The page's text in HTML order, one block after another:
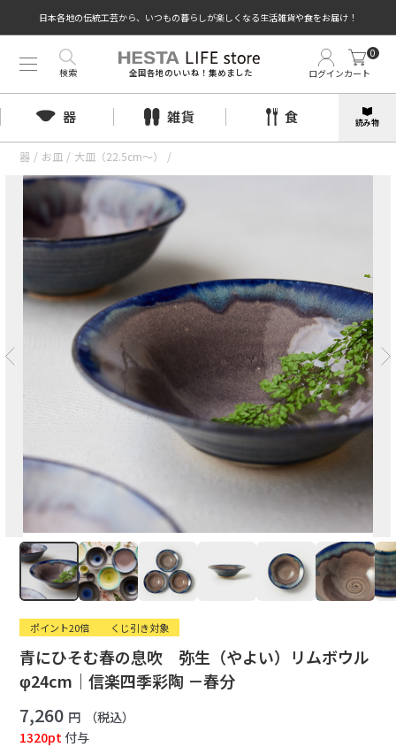
日本各地の伝統工芸から、いつもの暮らしが楽しくなる生活雑貨や食をお届け！
全国各地のいいね！集めました ログインカート
0
検索
器 雑貨 食 読み物
器 / お皿 / 大皿（22.5cm〜） /
ポイント20倍 くじ引き対象
青にひそむ春の息吹 弥生（やよい）リムボウル
φ24cm｜信楽四季彩陶 －春分
7,260 円
（税込）
1320pt 付与